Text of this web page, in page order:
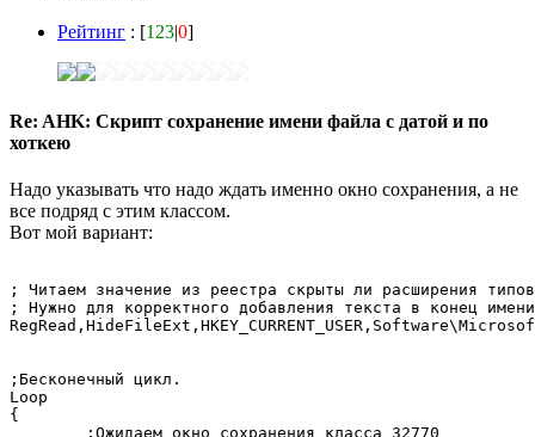
Рейтинг : [123|0]
Re: AHK: Скрипт сохранение имени файла с датой и по
хоткею
Надо указывать что надо ждать именно окно сохранения, а не
все подряд с этим классом.
Вот мой вариант:
; Читаем значение из реестра скрыты ли расширения
; Нужно для корректного добавления текста в конец
;Бесконечный цикл.
Loop
{